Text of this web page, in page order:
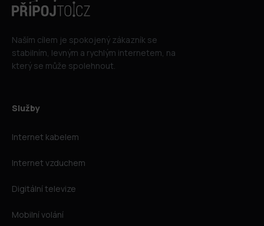
Naším cílem je spokojený zákazník se
stabilním, levným a rychlým internetem, na
který se může spolehnout.
Služby
Internet kabelem
Internet vzduchem
Digitální televize
Mobilní volání